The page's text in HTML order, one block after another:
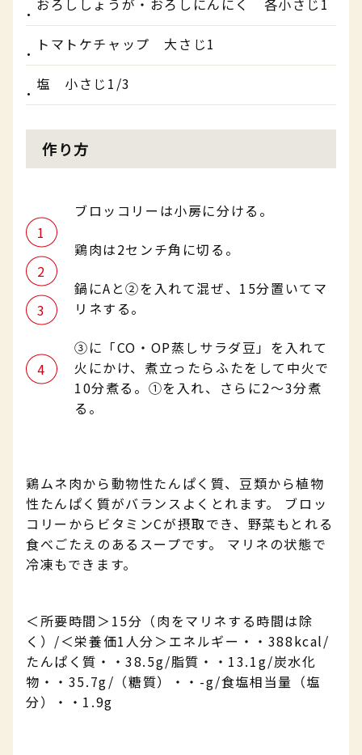
おろししょうが・おろしにんにく 各小さじ1
トマトケチャップ 大さじ1
塩 小さじ1/3
作り方
ブロッコリーは小房に分ける。
鶏肉は2センチ角に切る。
鍋にAと②を入れて混ぜ、15分置いてマ
リネする。
③に「CO・OP蒸しサラダ豆」を入れて
火にかけ、煮立ったらふたをして中火で
10分煮る。①を入れ、さらに2～3分煮
る。
鶏ムネ肉から動物性たんぱく質、豆類から植物
性たんぱく質がバランスよくとれます。 ブロッ
コリーからビタミンCが摂取でき、野菜もとれる
食べごたえのあるスープです。 マリネの状態で
冷凍もできます。
＜所要時間＞15分（肉をマリネする時間は除
く）/＜栄養価1人分＞エネルギー・・388kcal/
たんぱく質・・38.5g/脂質・・13.1g/炭水化
物・・35.7g/（糖質）・・-g/食塩相当量（塩
分）・・1.9g